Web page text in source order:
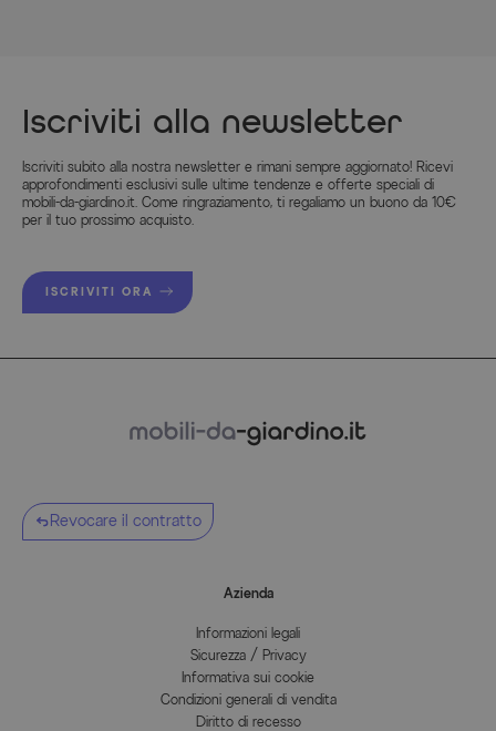
Iscriviti alla newsletter
Iscriviti subito alla nostra newsletter e rimani sempre aggiornato! Ricevi
approfondimenti esclusivi sulle ultime tendenze e offerte speciali di
mobili-da-giardino.it. Come ringraziamento, ti regaliamo un buono da 10€
per il tuo prossimo acquisto.
ISCRIVITI ORA
Revocare il contratto
Azienda
Informazioni legali
Sicurezza / Privacy
Informativa sui cookie
Condizioni generali di vendita
Diritto di recesso